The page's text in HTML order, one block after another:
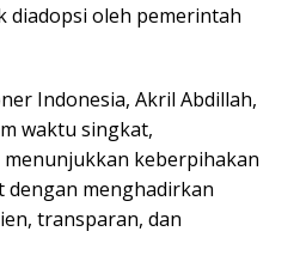
diadopsi oleh pemerintah
Indonesia, Akril Abdillah,
waktu singkat,
menunjukkan keberpihakan
dengan menghadirkan
transparan, dan